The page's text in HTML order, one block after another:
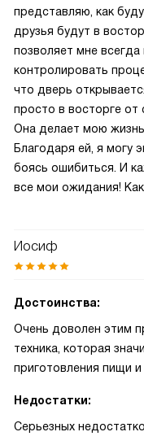
представляю, как
друзья будут в
позволяет мне
контролировать
что дверь
просто в восторге от
Она делает мою
Благодаря ей, я могу
боясь ошибиться. И
все мои ожидания!
Иосиф
Достоинства:
Очень доволен этим
техника, которая
приготовления пищи
Недостатки:
Серьезных